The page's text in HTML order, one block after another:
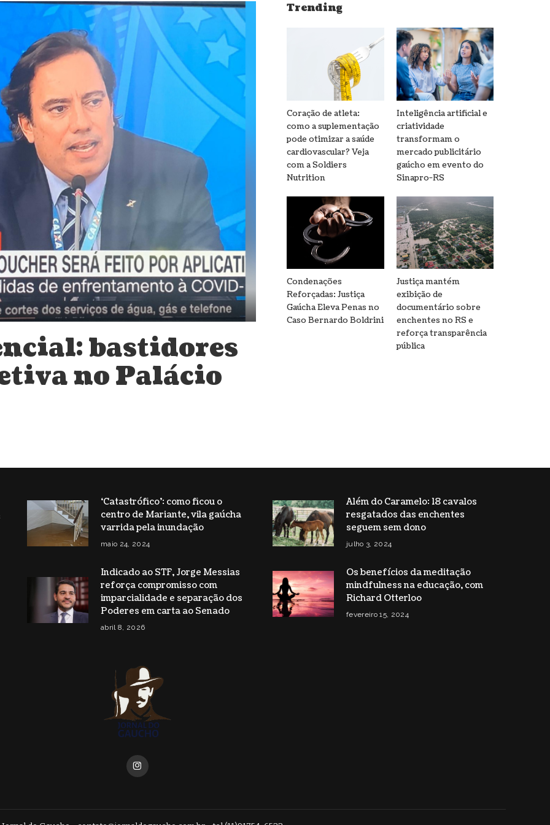
bastidores
no Palácio
Trending
Coração de atleta:
como a suplementação
pode otimizar a saúde
cardiovascular? Veja
com a Soldiers
Nutrition
Inteligência artificial e
criatividade
transformam o
mercado publicitário
gaúcho em evento do
Sinapro-RS
Condenações
Reforçadas: Justiça
Gaúcha Eleva Penas no
Caso Bernardo Boldrini
Justiça mantém
exibição de
documentário sobre
enchentes no RS e
reforça transparência
pública
‘Catastrófico’: como ficou o
centro de Mariante, vila gaúcha
varrida pela inundação
maio 24, 2024
Indicado ao STF, Jorge Messias
reforça compromisso com
imparcialidade e separação dos
Poderes em carta ao Senado
abril 8, 2026
Além do Caramelo: 18 cavalos
resgatados das enchentes
seguem sem dono
julho 3, 2024
Os benefícios da meditação
mindfulness na educação, com
Richard Otterloo
fevereiro 15, 2024